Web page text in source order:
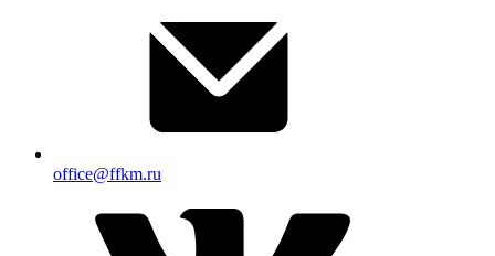
office@ffkm.ru